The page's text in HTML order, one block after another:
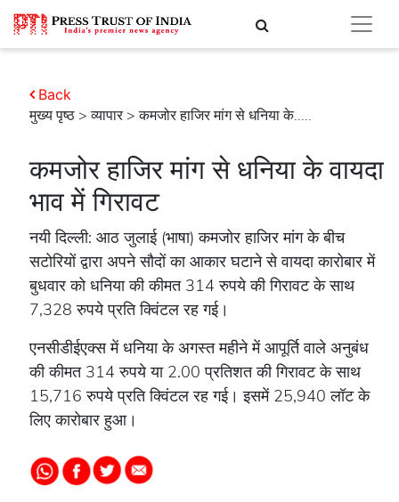
मुख्य पृष्ठ >व्यापार > कमजोर हाजिर मांग से धनिया के.....
Back
कमजोर हाजिर मांग से धनिया के वायदा
भाव में गिरावट
नयी दिल्ली: आठ जुलाई (भाषा) कमजोर हाजिर मांग के बीच
सटोरियों द्वारा अपने सौदों का आकार घटाने से वायदा कारोबार में
बुधवार को धनिया की कीमत 314 रुपये की गिरावट के साथ
7,328 रुपये प्रति क्विंटल रह गई।
एनसीडीईएक्स में धनिया के अगस्त महीने में आपूर्ति वाले अनुबंध
की कीमत 314 रुपये या 2.00 प्रतिशत की गिरावट के साथ
15,716 रुपये प्रति क्विंटल रह गई। इसमें 25,940 लॉट के
लिए कारोबार हुआ।